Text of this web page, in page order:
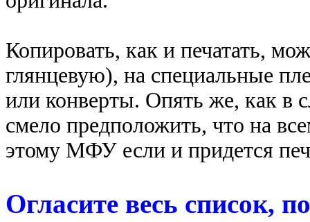
Копировать, как и печатать,
глянцевую), на специальные
или конверты. Опять же, как в
смело предположить, что на
этому МФУ если и придется
Огласите весь список,